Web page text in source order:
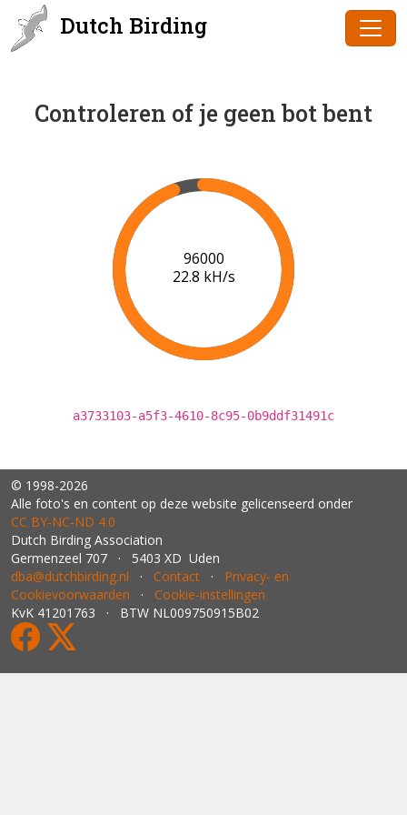
Dutch Birding
Controleren of je geen bot bent
97000
22.8 kH/s
a3733103-a5f3-4610-8c95-0b9ddf31491c
© 1998-2026
Alle foto's en content op deze website gelicenseerd onder
CC BY‑NC‑ND 4.0
Dutch Birding Association
Germenzeel 707 · 5403 XD Uden
dba@dutchbirding.nl · Contact · Privacy- en
Cookievoorwaarden · Cookie-instellingen
KvK 41201763 · BTW NL009750915B02